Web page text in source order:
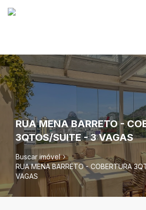
RUA MENA BARRETO -
3QTOS/SUITE - 3 VAGAS
Buscar imóvel
RUA MENA BARRETO - COBERTURA
VAGAS